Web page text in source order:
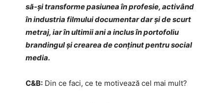
să-și transforme pasiunea în profesie, activând
în industria filmului documentar dar și de scurt
metraj, iar în ultimii ani a inclus în portofoliu
brandingul și crearea de conținut pentru social
media.
C&B: Din ce faci, ce te motivează cel mai mult?